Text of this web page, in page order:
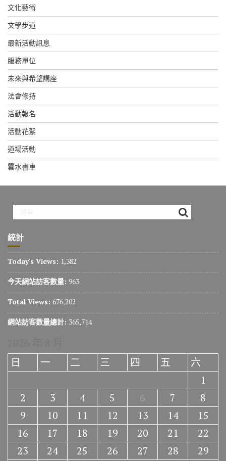
文化藝術
文學步道
最新活動訊息
服務單位
未來與希望講座
法會修持
活動報名
活動花絮
道場活動
雲水書車
統計
Today's Views: 1,382
今天網站訪客數量: 963
Total Views: 676,202
網站訪客數量總計: 365,714
日
一 二 三 四 五
六
1
2
3 4 5 6 7
8
9
10 11 12 13 14
15
16
17 18 19 20 21
22
23
24 25 26 27 28
29